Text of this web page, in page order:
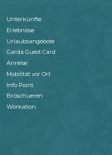
Unterkünfte
Erlebnisse
Urlaubsangebote
Garda Guest Card
Anreise
Mobilität vor Ort
Info Point
Broschueren
Workation